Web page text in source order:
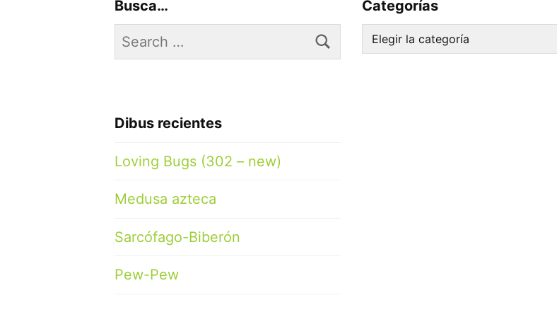
Busca…
Search
for:
Dibus recientes
Loving Bugs (302 – new)
Medusa azteca
Sarcófago-Biberón
Pew-Pew
Categorías
Categorías